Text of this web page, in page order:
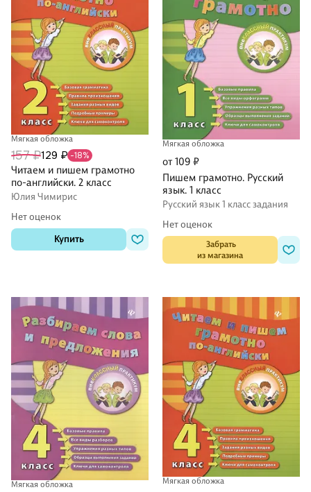
Мягкая обложка
157 ₽129 ₽ -18%
Читаем и пишем грамотно
по-английски. 2 класс
Юлия Чимирис
Нет оценок
Купить
Мягкая обложка
от 109 ₽
Пишем грамотно. Русский
язык. 1 класс
Русский язык 1 класс задания
Нет оценок
Забрать
из магазина
Мягкая обложка Мягкая обложка